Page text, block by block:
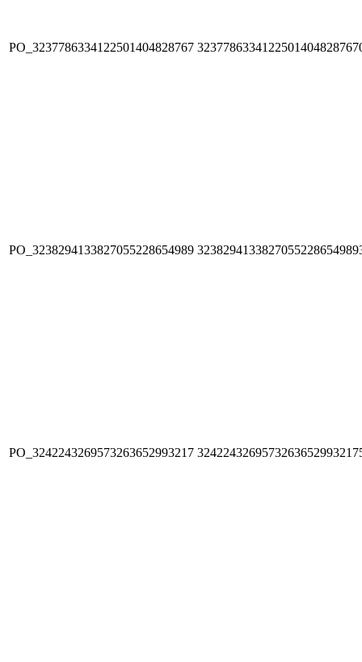
PO_3237786334122501404828767
PO_3238294133827055228654989
PO_3242243269573263652993217